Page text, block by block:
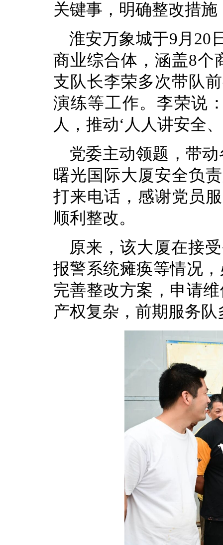
关键事，明确整改措施
淮安万象城于9月20
商业综合体，涵盖8个
支队长李荣多次带队
演练等工作。李荣说
人，推动‘人人讲安全
党委主动领题，带
曙光国际大厦安全负
打来电话，感谢党员
顺利整改。
原来，该大厦在接
报警系统瘫痪等情况
完善整改方案，申请
产权复杂，前期服务